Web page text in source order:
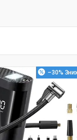
–30%